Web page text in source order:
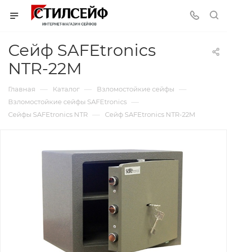
Сейф SAFEtronics
NTR-22M
Главная — Каталог — Взломостойкие сейфы —
Взломостойкие сейфы SAFEtronics —
Сейфы SAFEtronics NTR — Сейф SAFEtronics NTR-22M